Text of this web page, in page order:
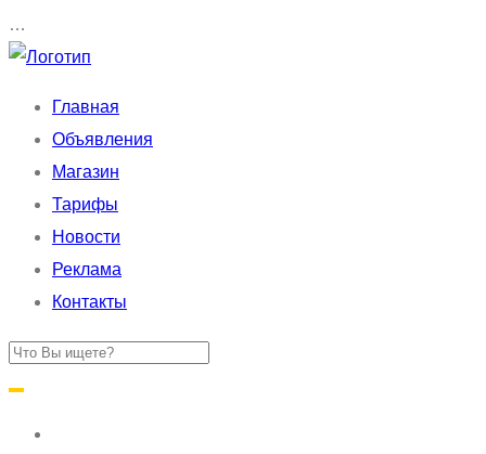
…
Главная
Объявления
Магазин
Тарифы
Новости
Реклама
Контакты